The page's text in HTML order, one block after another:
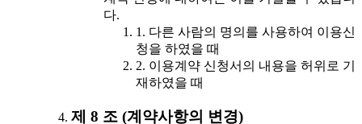
다.
1. 다른 사람의 명의를 사용하여 이용신
청을 하였을 때
2. 이용계약 신청서의 내용을 허위로 기
재하였을 때
제 8 조 (계약사항의 변경)